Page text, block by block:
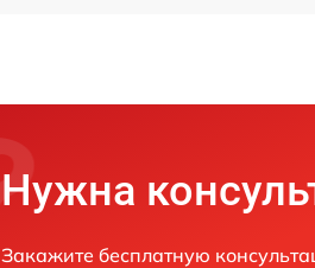
Нужна
Закажите бесплатную